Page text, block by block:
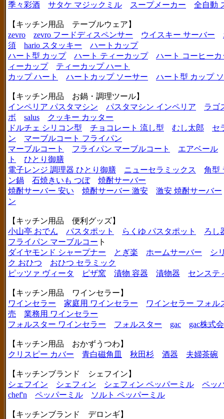
季々彩酒
サタケ マジックミル スープメーカー 全自動
【キッチン用品 テーブルウェア】
zevro
zevro フードディスペンサー ウイスキー サーバー
須
hario スタッキー
ハートカップ
ハート型 カップ
ハート ティーカップ
ハート コーヒーカ
ィーカップ
ティーカップ ハート
カップ ハート
ハートカップ ソーサー ハート型 カップ
【キッチン用品 お鍋・調理ツール】
インペリア パスタマシン
パスタマシン インペリア
ラゴ
ボ
salus
クッキー カッター
ドルチェ シリコン型
チョコレート 流し型 むし太郎
セ
ン
マーブルコート フライパン
マーブルコート
フライパン マーブルコート
エアベール
ト
ひとり御膳
電子レンジ 調理器 ひとり御膳
ニューセラミックス
角型
ン鍋
石焼きいも つぼ
焼酎サーバー
焼酎サーバー 安い
焼酎サーバー 激安
激安 焼酎サーバー
ン
【キッチン用品 便利グッズ】
小山亭 おでん
パスタポット らくゆ パスタポット
ろし
フライパン マーブルコー ト
ダイヤモンド シャープナー
とぎ楽 ホームサーバー
シ
ク おひつ
おひつ セラミック
ピッツァ ヴィータ
ピザ窯 漬物 容器 漬物器 センステ
【キッチン用品 ワインセラー】
ワインセラー
家庭用 ワインセラー
ワインセラー フォル
売
業務用 ワインセラー
フォルスター ワインセラー
フォルスター gac gac株式
【キッチン用品 おかずうつわ】
クリスピー カバー
青白磁角皿 秋田杉 酒器 夫婦茶碗
【キッチンブランド シェフイン】
シェフイン
シェフィン シェフィン ペッパーミル
ペッ
chef'n
ペッパーミル ソルト ペッパーミル
【キッチンブランド デロンギ】